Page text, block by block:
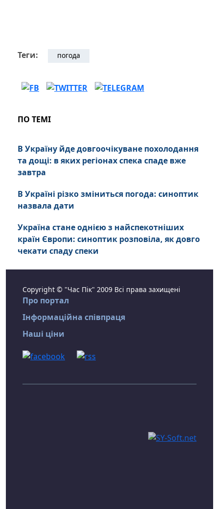
Теги: погода
ПО ТЕМІ
В Україну йде довгоочікуване похолодання
та дощі: в яких регіонах спека спаде вже
завтра
В Україні різко зміниться погода: синоптик
назвала дати
Україна стане однією з найспекотніших
країн Європи: синоптик розповіла, як довго
чекати спаду спеки
Copyright © "Час Пік" 2009 Всі права захищені
Про портал
Інформаційна співпраця
Наші ціни